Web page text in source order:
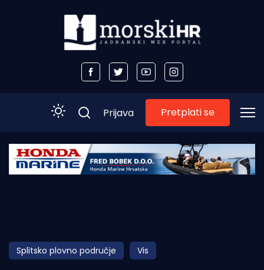
Početna
Obala
Otoci
Prijava Pretplati se
Splitsko plovno područje Vis